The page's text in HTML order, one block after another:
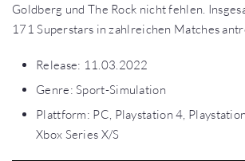
Goldberg und The Rock nicht fehlen.
171 Superstars in zahlreichen Matches
Release: 11.03.2022
Genre: Sport-Simulation
Plattform: PC, Playstation 4,
Xbox Series X/S